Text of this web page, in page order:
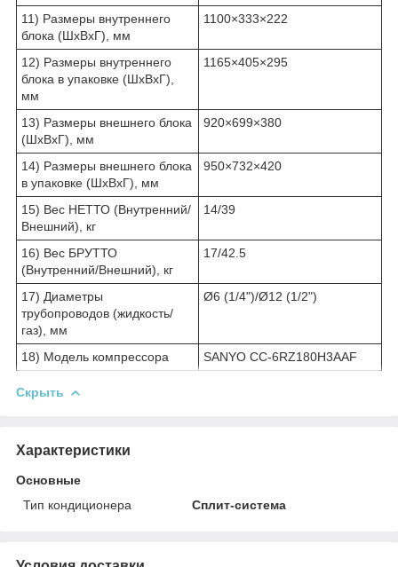
11) Размеры внутреннего
блока (ШхВхГ), мм
1100×333×222
12) Размеры внутреннего
блока в упаковке (ШхВхГ),
мм
1165×405×295
13) Размеры внешнего блока
(ШхВхГ), мм
920×699×380
14) Размеры внешнего блока
в упаковке (ШхВхГ), мм
950×732×420
15) Вес НЕТТО (Внутренний/
Внешний), кг
14/39
16) Вес БРУТТО
(Внутренний/Внешний), кг
17/42.5
17) Диаметры
трубопроводов (жидкость/
газ), мм
Ø6 (1/4")/Ø12 (1/2")
18) Модель компрессора SANYO CC-6RZ180H3AAF
Скрыть
Характеристики
Основные
Тип кондиционера
Сплит-система